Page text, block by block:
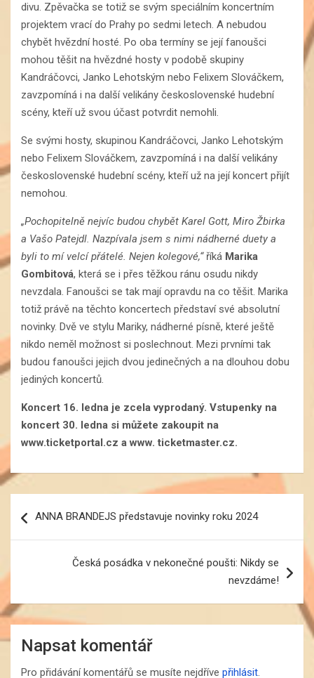
divu. Zpěvačka se totiž se svým speciálním koncertním
projektem vrací do Prahy po sedmi letech. A nebudou
chybět hvězdní hosté. Po oba termíny se její fanoušci
mohou těšit na hvězdné hosty v podobě skupiny
Kandráčovci, Janko Lehotským nebo Felixem Slováčkem,
zavzpomíná i na další velikány československé hudební
scény, kteří už svou účast potvrdit nemohli.
Se svými hosty, skupinou Kandráčovci, Janko Lehotským
nebo Felixem Slováčkem, zavzpomíná i na další velikány
československé hudební scény, kteří už na její koncert přijít
nemohou.
„Pochopitelně nejvíc budou chybět Karel Gott, Miro Žbirka
a Vašo Patejdl. Nazpívala jsem s nimi nádherné duety a
byli to mí velcí přátelé. Nejen kolegové,“ říká Marika
Gombitová, která se i přes těžkou ránu osudu nikdy
nevzdala. Fanoušci se tak mají opravdu na co těšit. Marika
totiž právě na těchto koncertech představí své absolutní
novinky. Dvě ve stylu Mariky, nádherné písně, které ještě
nikdo neměl možnost si poslechnout. Mezi prvními tak
budou fanoušci jejich dvou jedinečných a na dlouhou dobu
jediných koncertů.
Koncert 16. ledna je zcela vyprodaný. Vstupenky na
koncert 30. ledna si můžete zakoupit na
www.ticketportal.cz a www. ticketmaster.cz.
proANNA BRANDEJS představuje novinky roku 2024
Česká posádka v nekonečné poušti: Nikdy se
nevzdáme!
Napsat komentář
Pro přidávání komentářů se musíte nejdříve přihlásit.